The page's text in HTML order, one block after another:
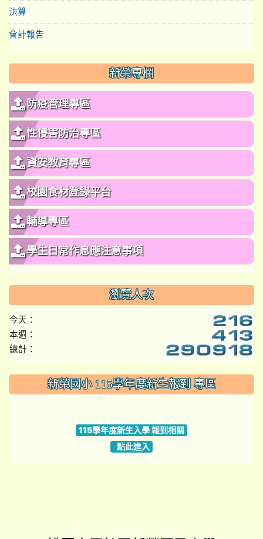
決算
會計報告
新榮專欄
防疫管理專區
性侵害防治專區
資安教育專區
校園食材登錄平台
輔導專區
學生日常作息應注意事項
瀏覽人次
今天：
本週：
總計：
::: 新榮國小 115學年度新生報到 專區
115學年度新生入學 報到相關
點此進入